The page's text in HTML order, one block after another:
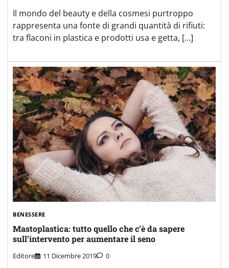
Il mondo del beauty e della cosmesi purtroppo
rappresenta una fonte di grandi quantità di rifiuti:
tra flaconi in plastica e prodotti usa e getta, […]
BENESSERE
Mastoplastica: tutto quello che c’è da sapere
sull’intervento per aumentare il seno
Editore 11 Dicembre 2019 0